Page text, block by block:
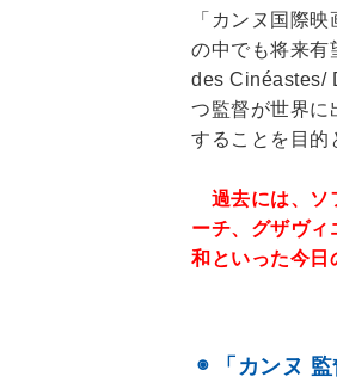
「カンヌ国際
の中でも将来有
des Cinéastes/
つ監督が世界に
することを目的
過去には、ソ
ーチ、グザヴィ
和といった今日
◉ 「カンヌ